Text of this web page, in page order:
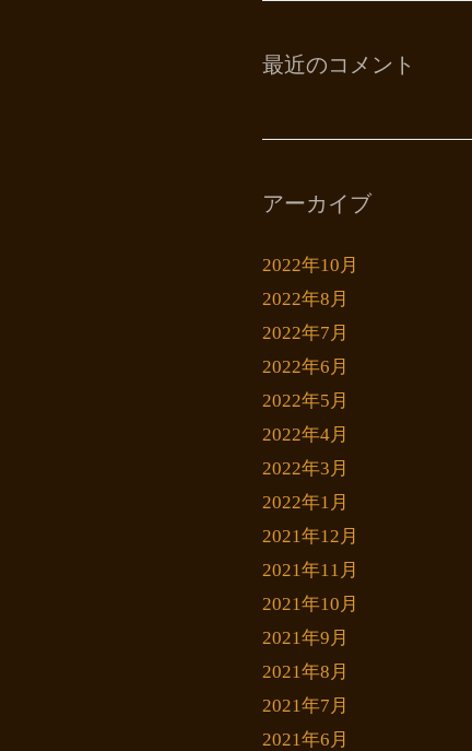
最近のコメント
アーカイブ
2022年10月
2022年8月
2022年7月
2022年6月
2022年5月
2022年4月
2022年3月
2022年1月
2021年12月
2021年11月
2021年10月
2021年9月
2021年8月
2021年7月
2021年6月